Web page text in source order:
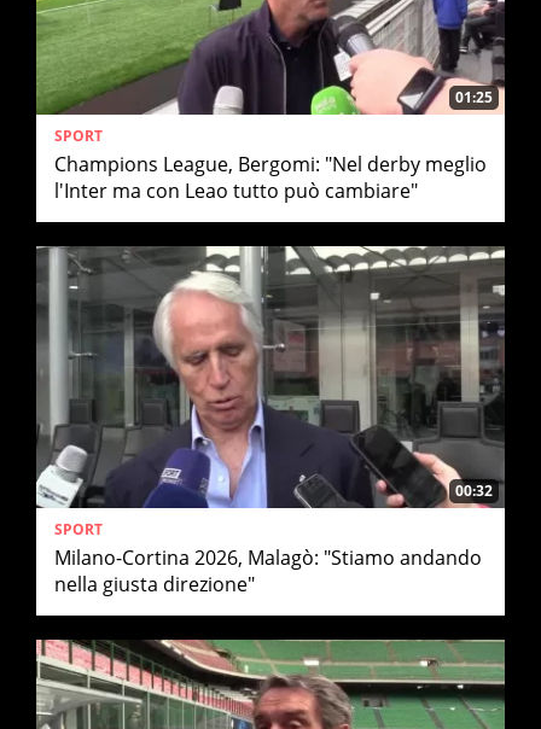
01:25
SPORT
Champions League, Bergomi: "Nel derby meglio
l'Inter ma con Leao tutto può cambiare"
00:32
SPORT
Milano-Cortina 2026, Malagò: "Stiamo andando
nella giusta direzione"